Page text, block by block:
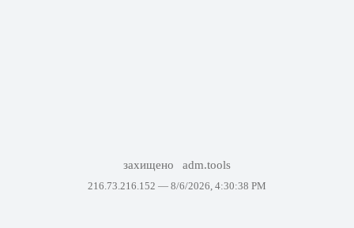
захищено adm.tools
216.73.216.152 — 8/6/2026, 4:30:38 PM